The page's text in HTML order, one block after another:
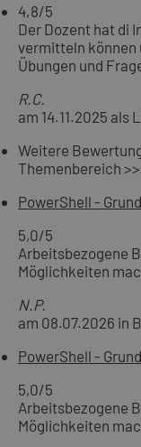
4,8/5
Der Dozent hat di
vermitteln können
Übungen und
R.C.
am 14.11.2025 als
Weitere
Themenbereich
PowerShell -
5,0/5
Arbeitsbezogene
Möglichkeiten
N.P.
am 08.07.2026 in
PowerShell -
5,0/5
Arbeitsbezogene
Möglichkeiten